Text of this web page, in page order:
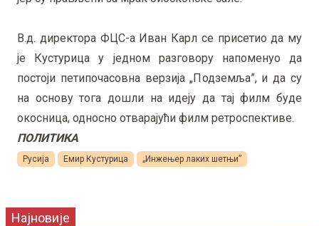
В.д. директора ФЦС-а Иван Карл се присетио да му
је Кустурица у једном разговору напоменуо да
постоји петипочасовна верзија „Подземља”, и да су
на основу тога дошли на идеју да тај филм буде
окосница, односно отварајући филм ретроспективе.
ПОЛИТИКА
Русија Емир Кустурица „Инжењер лаких шетњи”
Најновије